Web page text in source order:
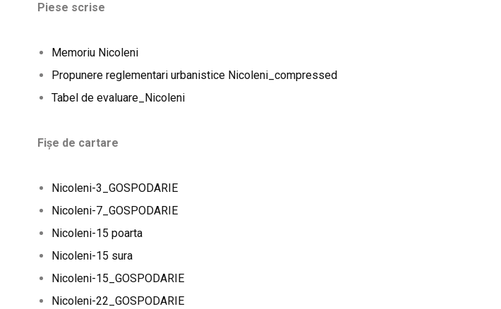
Piese scrise
Memoriu Nicoleni
Propunere reglementari urbanistice Nicoleni_compressed
Tabel de evaluare_Nicoleni
Fișe de cartare
Nicoleni-3_GOSPODARIE
Nicoleni-7_GOSPODARIE
Nicoleni-15 poarta
Nicoleni-15 sura
Nicoleni-15_GOSPODARIE
Nicoleni-22_GOSPODARIE